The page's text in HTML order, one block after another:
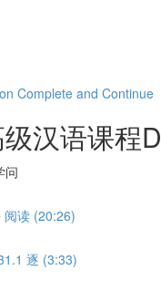
Complete and Continue
汉语课程D
问
阅读 (20:26)
逐 (3:33)